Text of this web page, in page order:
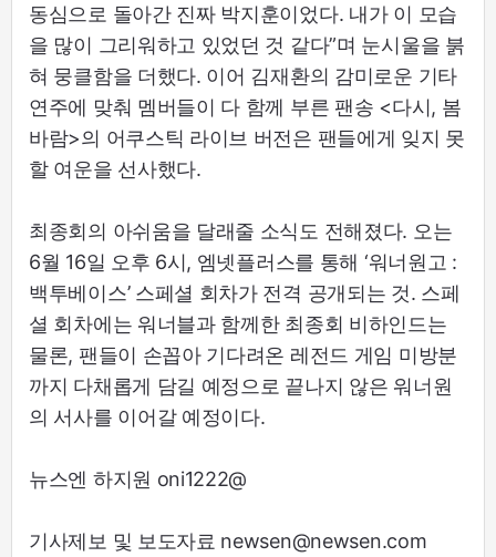
동심으로 돌아간 진짜 박지훈이었다. 내가 이 모습
을 많이 그리워하고 있었던 것 같다”며 눈시울을 붉
혀 뭉클함을 더했다. 이어 김재환의 감미로운 기타
연주에 맞춰 멤버들이 다 함께 부른 팬송 <다시, 봄
바람>의 어쿠스틱 라이브 버전은 팬들에게 잊지 못
할 여운을 선사했다.
최종회의 아쉬움을 달래줄 소식도 전해졌다. 오는
6월 16일 오후 6시, 엠넷플러스를 통해 ‘워너원고 :
백투베이스’ 스페셜 회차가 전격 공개되는 것. 스페
셜 회차에는 워너블과 함께한 최종회 비하인드는
물론, 팬들이 손꼽아 기다려온 레전드 게임 미방분
까지 다채롭게 담길 예정으로 끝나지 않은 워너원
의 서사를 이어갈 예정이다.
뉴스엔 하지원 oni1222@
기사제보 및 보도자료 newsen@newsen.com